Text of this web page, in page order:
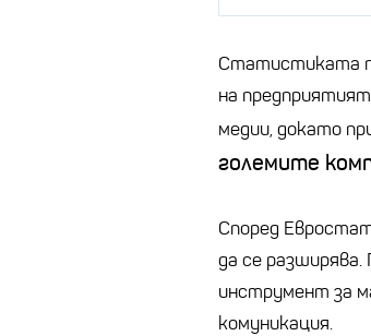
Статистиката
на
медии, докато
големите
Според
да се
инструмент за
комуникация.